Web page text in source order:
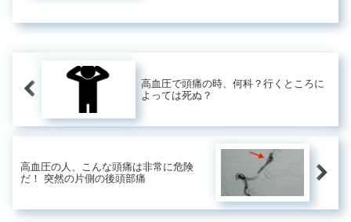
高血圧で頭痛の時、何科？行くところに
よっては死ぬ？
高血圧の人、こんな頭痛は非常に危険
だ！ 突然の片側の後頭部痛